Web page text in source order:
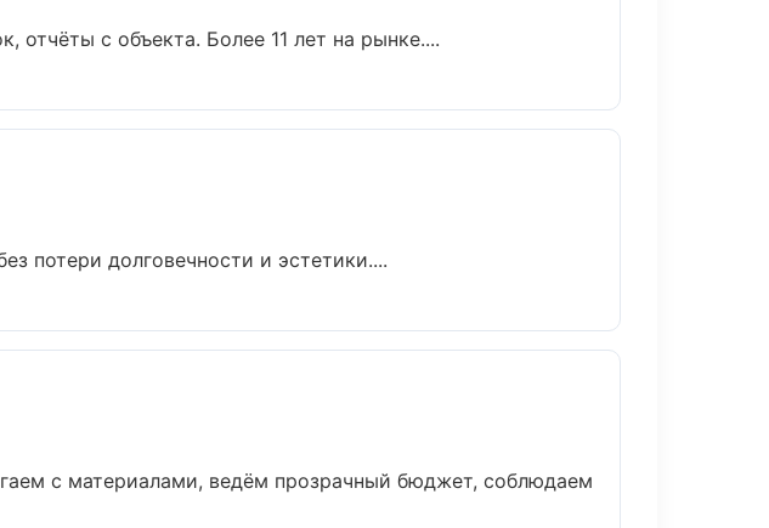
отчёты с объекта. Более 11 лет на рынке....
потери долговечности и эстетики....
с материалами, ведём прозрачный бюджет, соблюдаем